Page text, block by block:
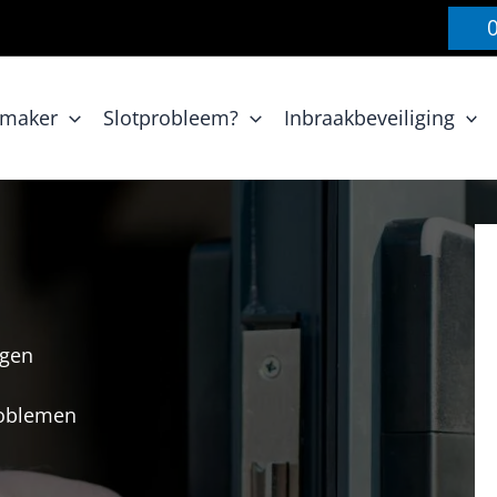
Slotprobleem? Inbraakbeveiliging